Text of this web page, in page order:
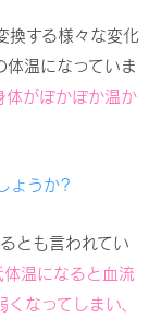
換する様々な変化
体温になっていま
体がぽかぽか温か
ょうか?
とも言われてい
体温になると血流
なってしまい、